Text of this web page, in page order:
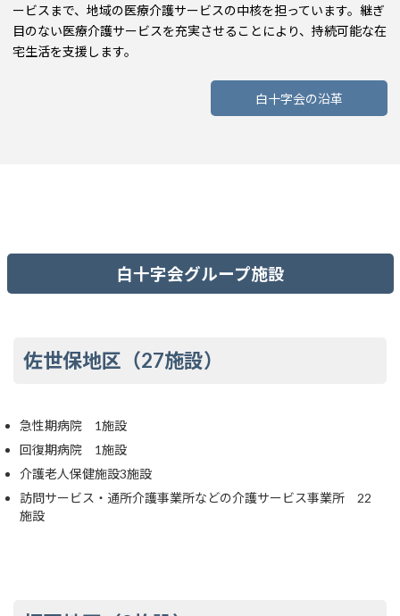
ービスまで、地域の医療介護サービスの中核を担っています。継ぎ
目のない医療介護サービスを充実させることにより、持続可能な在
宅生活を支援します。
白十字会の沿革
白十字会グループ施設
佐世保地区（27施設）
急性期病院 1施設
回復期病院 1施設
介護老人保健施設3施設
訪問サービス・通所介護事業所などの介護サービス事業所 22
施設